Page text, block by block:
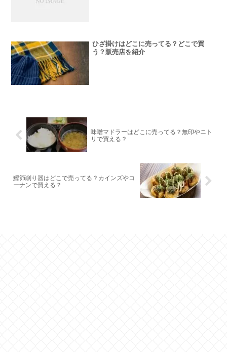
ひざ掛けはどこに売ってる？どこで買
う？販売店を紹介
味噌マドラーはどこに売ってる？無印やニト
リで買える？
鰹節削り器はどこで売ってる？カインズやコ
ーナンで買える？